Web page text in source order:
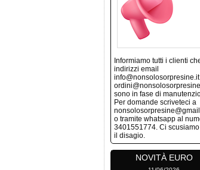
Informiamo tutti i clienti
indirizzi email
info@nonsolosorpresine.it
sono in fase di
Per domande scriveteci a
o tramite whatsapp al
3401551774. Ci
il disagio.
NOVITÀ EURO